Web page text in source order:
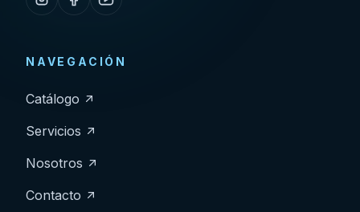
NAVEGACIÓN
Catálogo
Servicios
Nosotros
Contacto